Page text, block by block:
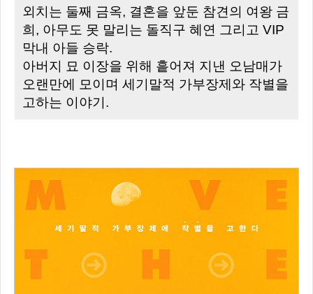
외치는 둘째 금옥, 결혼을 앞둔 참견의 여왕 금
희, 아무도 못 말리는 돌직구 혜연 그리고 VIP
막내 아들 승락.
아버지 묘 이장을 위해 흩어져 지낸 오남매가
오랜만에 모이며 세기말적 가부장제와 작별을
고하는 이야기.